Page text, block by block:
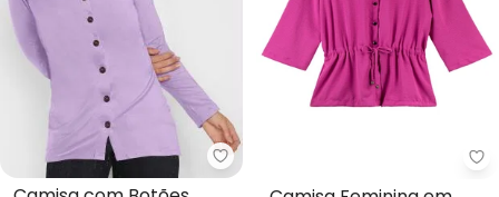
bonprix - Camisa com Botões